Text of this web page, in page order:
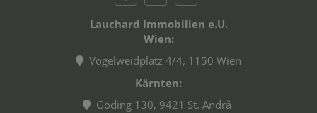
Lauchard Immobilien e.U.
Wien:
Vogelweidplatz 4/4, 1150 Wien
Kärnten:
Goding 130, 9421 St. Andrä